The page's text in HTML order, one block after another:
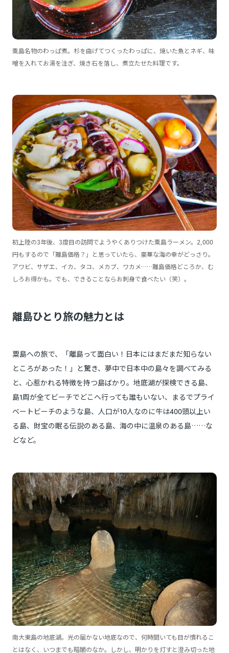
粟島名物のわっぱ煮。杉を曲げてつくったわっぱに、焼いた魚とネギ、味
噌を入れてお湯を注ぎ、焼き石を落し、煮立たせた料理です。
初上陸の3年後、3度目の訪問でようやくありつけた粟島ラーメン。2,000
円もするので「離島価格？」と思っていたら、豪華な海の幸がどっさり。
アワビ、サザエ、イカ、タコ、メカブ、ワカメ……離島価格どころか、む
しろお得かも。でも、できることならお刺身で食べたい（笑）。
離島ひとり旅の魅力とは
粟島への旅で、「離島って面白い！日本にはまだまだ知らない
ところがあった！」と驚き、夢中で日本中の島々を調べてみる
と、心惹かれる特徴を持つ島ばかり。地底湖が探検できる島、
島1周が全てビーチでどこへ行っても誰もいない、まるでプライ
ベートビーチのような島、人口が10人なのに牛は400頭以上い
る島、財宝の眠る伝説のある島、海の中に温泉のある島……な
どなど。
南大東島の地底湖。光の届かない地底なので、何時間いても目が慣れるこ
とはなく、いつまでも暗闇のなか。しかし、明かりを灯すと澄み切った地